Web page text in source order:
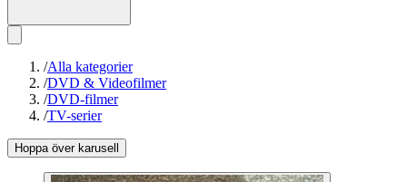
/Alla kategorier
/DVD & Videofilmer
/DVD-filmer
/TV-serier
Hoppa över karusell